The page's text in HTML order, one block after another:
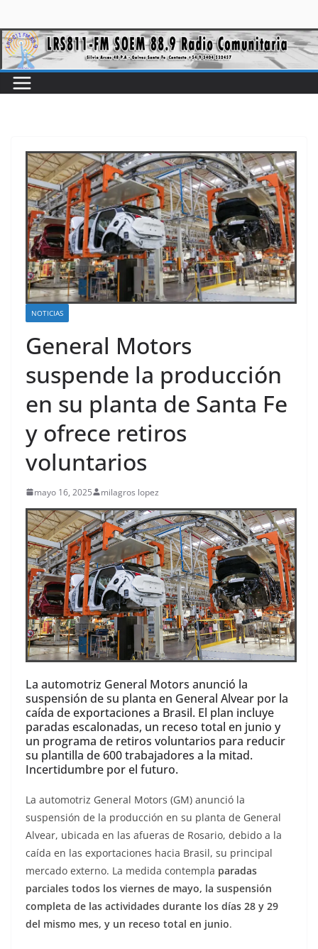
NOTICIAS
General Motors
suspende la producción
en su planta de Santa Fe
y ofrece retiros
voluntarios
mayo 16, 2025 milagros lopez
La automotriz General Motors anunció la
suspensión de su planta en General Alvear por la
caída de exportaciones a Brasil. El plan incluye
paradas escalonadas, un receso total en junio y
un programa de retiros voluntarios para reducir
su plantilla de 600 trabajadores a la mitad.
Incertidumbre por el futuro.
La automotriz General Motors (GM) anunció la
suspensión de la producción en su planta de General
Alvear, ubicada en las afueras de Rosario, debido a la
caída en las exportaciones hacia Brasil, su principal
mercado externo. La medida contempla paradas
parciales todos los viernes de mayo, la suspensión
completa de las actividades durante los días 28 y 29
del mismo mes, y un receso total en junio.